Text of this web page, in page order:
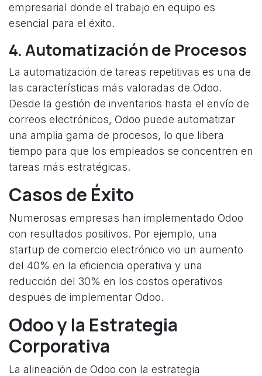
empresarial donde el trabajo en equipo es
esencial para el éxito.
4. Automatización de Procesos
La automatización de tareas repetitivas es una de
las características más valoradas de Odoo.
Desde la gestión de inventarios hasta el envío de
correos electrónicos, Odoo puede automatizar
una amplia gama de procesos, lo que libera
tiempo para que los empleados se concentren en
tareas más estratégicas.
Casos de Éxito
Numerosas empresas han implementado Odoo
con resultados positivos. Por ejemplo, una
startup de comercio electrónico vio un aumento
del 40% en la eficiencia operativa y una
reducción del 30% en los costos operativos
después de implementar Odoo.
Odoo y la Estrategia
Corporativa
La alineación de Odoo con la estrategia